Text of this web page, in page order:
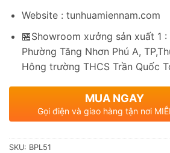
Website : tunhuamiennam.com
🏪Showroom xưởng sản xuất 1
Phường Tăng Nhơn Phú A,
Hông trường THCS Trần Quốc
MUA NGAY
Gọi điện và giao hàng tận nơi
SKU: BPL51